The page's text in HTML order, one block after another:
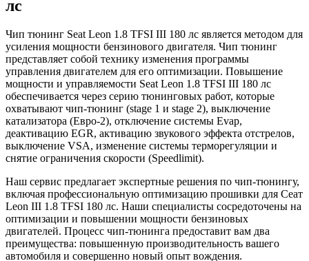
лс
Чип тюнинг Seat Leon 1.8 TFSI III 180 лс является методом для
усиления мощности бензинового двигателя. Чип тюнинг
представляет собой технику изменения программы
управления двигателем для его оптимизации. Повышение
мощности и управляемости Seat Leon 1.8 TFSI III 180 лс
обеспечивается через серию тюнинговых работ, которые
охватывают чип-тюнинг (stage 1 и stage 2), выключение
катализатора (Евро-2), отключение системы Evap,
деактивацию EGR, активацию звукового эффекта отстрелов,
выключение VSA, изменение системы терморегуляции и
снятие ограничения скорости (Speedlimit).
Наш сервис предлагает экспертные решения по чип-тюнингу,
включая профессиональную оптимизацию прошивки для Сеат
Leon III 1.8 TFSI 180 лс. Наши специалисты сосредоточены на
оптимизации и повышении мощности бензиновых
двигателей. Процесс чип-тюнинга предоставит вам два
преимущества: повышенную производительность вашего
автомобиля и совершенно новый опыт вождения.